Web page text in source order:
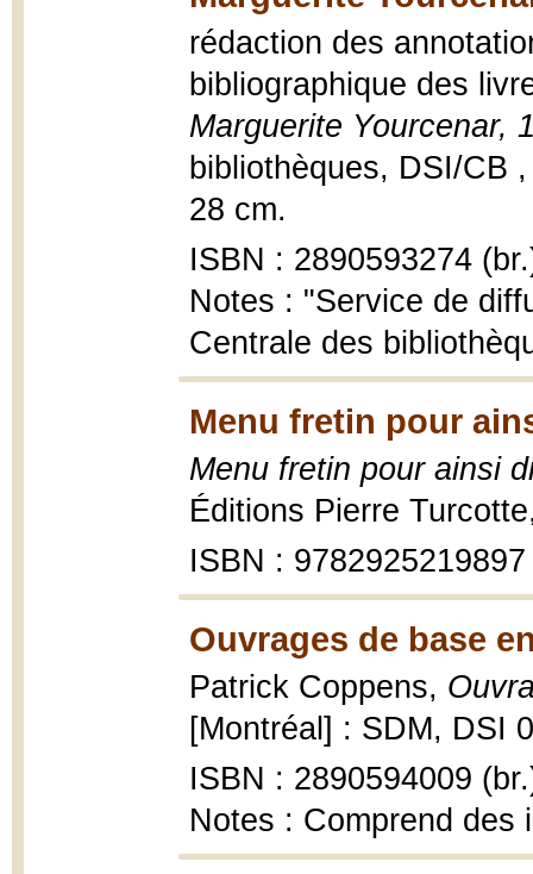
rédaction des
bibliographique des
Marguerite Yourcenar,
bibliothèques, DSI/CB
28 cm.
ISBN : 2890593274
Notes : "Service de
Centrale des
Menu fretin pour
Menu fretin pour ainsi
Éditions Pierre
ISBN : 9782925219897
Ouvrages de base
Patrick Coppens,
[Montréal] : SDM, DSI
ISBN : 2890594009
Notes : Comprend des